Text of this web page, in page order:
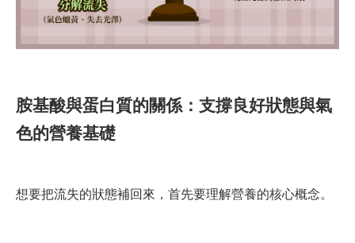
胺基酸與蛋白質的關係：支撐良好狀態與氣
色的營養基礎
想要把流失的狀態補回來，首先要理解營養的核心概念。